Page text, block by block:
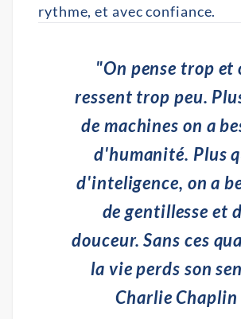
rythme, et avec confiance.
"On pense trop et
ressent trop peu.
de machines on a
d'humanité. Plus
d'inteligence, on a
de gentillesse et
douceur. Sans ces
la vie perds son
Charlie Chaplin